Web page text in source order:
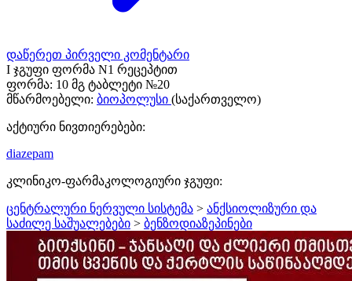
დაწერეთ პირველი კომენტარი
I ჯგუფი ფორმა N1 რეცეპტით
ფორმა: 10 მგ ტაბლეტი №20
მწარმოებელი: ბიოპოლუსი (საქართველო)
აქტიური ნივთიერებები:
diazepam
კლინიკო-ფარმაკოლოგიური ჯგუფი:
ცენტრალური ნერვული სისტემა > ანქსიოლიზური და
საძილე საშუალებები > ბენზოდიაზეპინები